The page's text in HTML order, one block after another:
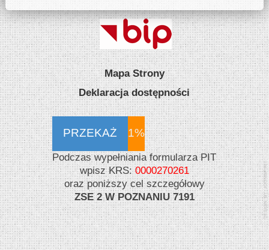
Mapa Strony
Deklaracja dostępności
PRZEKAŻ 1%
Podczas wypełniania formularza PIT
wpisz KRS:0000270261
oraz poniższy cel szczegółowy
ZSE 2 W POZNANIU 7191